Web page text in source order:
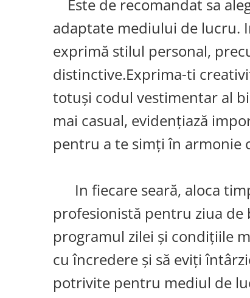
Este de recomandat sa
adaptate mediului de lucru.
exprimă stilul personal,
distinctive.Exprima-ti
totuși codul vestimentar al
mai casual, evidențiază
pentru a te simți în armonie
In fiecare seară, aloca
profesionistă pentru ziua
programul zilei și condițiile
cu încredere și să eviți
potrivite pentru mediul de